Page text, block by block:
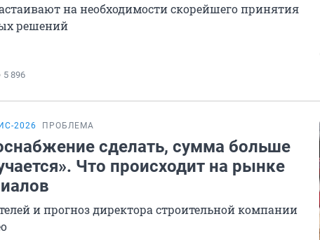
на необходимости скорейшего принятия
решений
5 896
2026 ПРОБЛЕМА
сделать, сумма больше
Что происходит на рынке
и прогноз директора строительной компании